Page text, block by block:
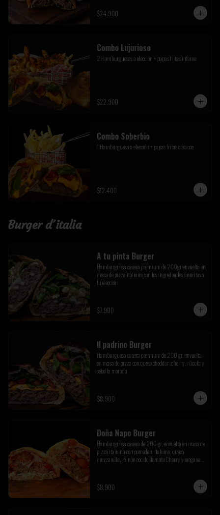
$24.900
Combo Lujurioso
2 Hamburguesas a elección + papas fritas inferno
$22.900
Combo Soberbio
1 Hamburguesa a elección + papas fritas clásicas
$12.400
Burger d´italia
A tu pinta Burger
Hamburguesa casera premium de 200gr envuelta en
masa de pizza italiana con los ingredientes favoritos a
tu elección
$7.900
Il padrino Burger
Hamburguesa casera premium de 200 gr, envuelta
en masa de pizza con queso cheddar ,cherry, rúcula y
cebolla morada
$8.900
Doña Napo Burger
Hamburguesa casera de 200 gr, envuelta en masa de
pizza italiana con pomodoro italiano, queso
mozzarella, jamón cocido, tomate Cherry y orégano de
$8.900